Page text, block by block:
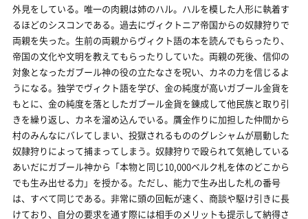
外見をしている。唯一の肉親は姉のハル。ハルを模した人形に執着す
るほどのシスコンである。過去にヴィクトニア帝国からの奴隷狩りで
両親を失った。生前の両親からヴィクト語の本を読んでもらったり、
帝国の文化や文明を教えてもらったりしていた。両親の死後、信仰の
対象となったガブール神の役の立たなさを呪い、カネの力を信じるよ
うになる。独学でヴィクト語を学び、金の純度が高いガブール金貨を
もとに、金の純度を落としたガブール金貨を錬成して他民族と取り引
きを繰り返し、カネを溜め込んでいる。贋金作りに加担した仲間から
村のみんなにバレてしまい、投獄されるもののグレシャムが扇動した
奴隷狩りによって捕まってしまう。奴隷狩りで殴られて気絶している
あいだにガブール神から「本物と同じ10,000ベルク札を体のどこから
でも生み出せる力」を授かる。ただし、能力で生み出した札の番号
は、すべて同じである。非常に頭の回転が速く、商談や駆け引きに長
けており、自分の要求を通す際には相手のメリットも提示して納得さ